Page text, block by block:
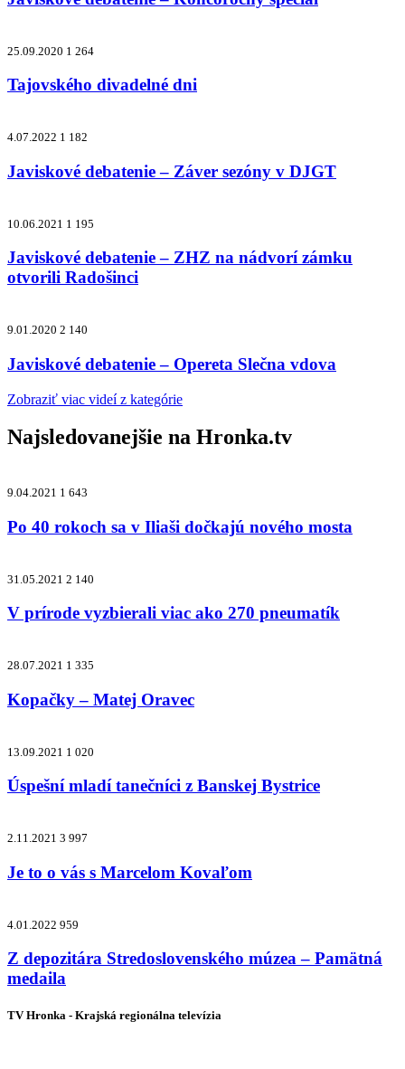
25.09.2020 1 264
Tajovského divadelné dni
4.07.2022 1 182
Javiskové debatenie – Záver sezóny v DJGT
10.06.2021 1 195
Javiskové debatenie – ZHZ na nádvorí zámku
otvorili Radošinci
9.01.2020 2 140
Javiskové debatenie – Opereta Slečna vdova
Zobraziť viac videí z kategórie
Najsledovanejšie na Hronka.tv
9.04.2021 1 643
Po 40 rokoch sa v Iliaši dočkajú nového mosta
31.05.2021 2 140
V prírode vyzbierali viac ako 270 pneumatík
28.07.2021 1 335
Kopačky – Matej Oravec
13.09.2021 1 020
Úspešní mladí tanečníci z Banskej Bystrice
2.11.2021 3 997
Je to o vás s Marcelom Kovaľom
4.01.2022 959
Z depozitára Stredoslovenského múzea – Pamätná
medaila
TV Hronka - Krajská regionálna televízia